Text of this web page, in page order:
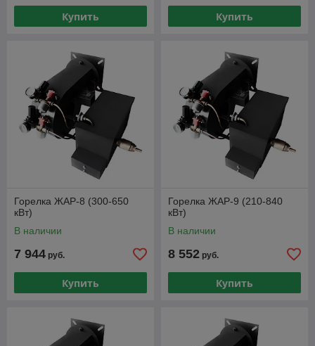
Купить Купить
Горелка ЖАР-8 (300-650
кВт)
В наличии
7 944 руб.
Купить
Горелка ЖАР-9 (210-840
кВт)
В наличии
8 552 руб.
Купить